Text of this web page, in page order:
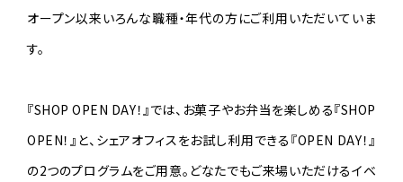
オープン以来いろんな職種・年代の方にご利用いただいていま
す。
『SHOP OPEN DAY！』では、お菓子やお弁当を楽しめる『SHOP
OPEN！』と、シェアオフィスをお試し利用できる『OPEN DAY！』
の2つのプログラムをご用意。どなたでもご来場いただけるイベ